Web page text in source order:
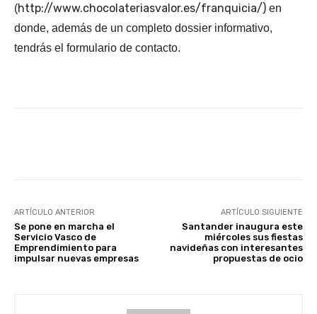
(http://www.chocolateriasvalor.es/franquicia/) en
donde, además de un completo dossier informativo,
tendrás el formulario de contacto.
ARTÍCULO ANTERIOR
Se pone en marcha el
Servicio Vasco de
Emprendimiento para
impulsar nuevas empresas
ARTÍCULO SIGUIENTE
Santander inaugura este
miércoles sus fiestas
navideñas con interesantes
propuestas de ocio